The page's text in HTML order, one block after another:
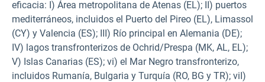
eficacia: I) Área metropolitana de Atenas (EL); II) puertos
mediterráneos, incluidos el Puerto del Pireo (EL), Limassol
(CY) y Valencia (ES); III) Río principal en Alemania (DE);
IV) lagos transfronterizos de Ochrid/Prespa (MK, AL, EL);
V) Islas Canarias (ES); vi) el Mar Negro transfronterizo,
incluidos Rumanía, Bulgaria y Turquía (RO, BG y TR); viI)